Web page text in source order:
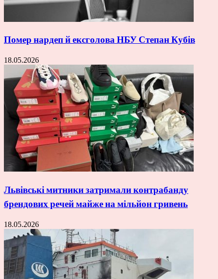
Помер нардеп й ексголова НБУ Степан Кубів
18.05.2026
Львівські митники затримали контрабанду
брендових речей майже на мільйон гривень
18.05.2026